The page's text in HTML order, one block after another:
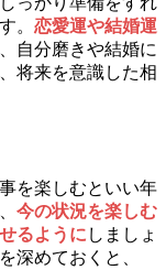
。 恋愛運や結婚運
自分磨きや結婚に
将来を意識した相
を楽しむといい年
今の状況を楽しむ
るように しましょ
深めておくと、